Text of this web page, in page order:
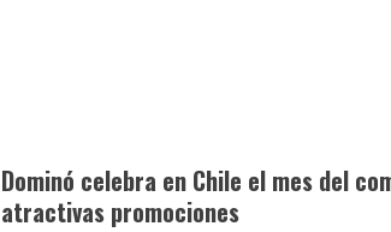
Dominó celebra en Chile el mes del
atractivas promociones